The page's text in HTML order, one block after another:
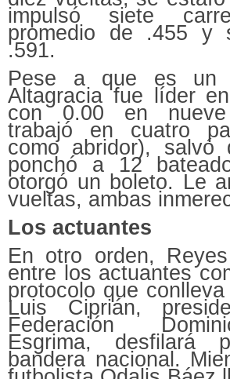
impulsó siete
promedio de .455 y
.591.
Pese a que es un
Altagracia fue líder
con 0.00 en nueve
trabajó en cuatro
como abridor), salvó
ponchó a 12
otorgó un boleto. Le
vueltas, ambas
Los actuantes
En otro orden,
entre los actuantes
protocolo que
Luis Ciprián,
Federación
Esgrima, desfilará
bandera nacional.